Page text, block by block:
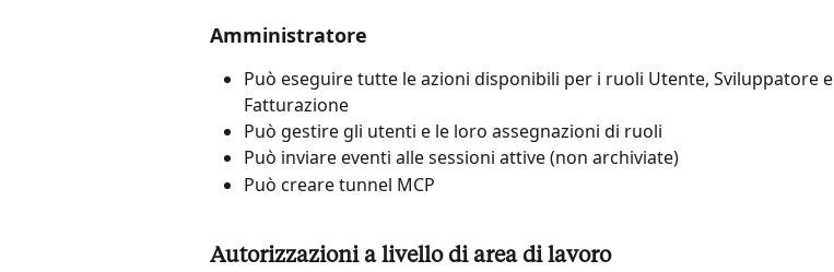
Amministratore
Può eseguire tutte le azioni disponibili per i ruoli Utente, Sviluppatore e
Fatturazione
Può gestire gli utenti e le loro assegnazioni di ruoli
Può inviare eventi alle sessioni attive (non archiviate)
Può creare tunnel MCP
Autorizzazioni a livello di area di lavoro